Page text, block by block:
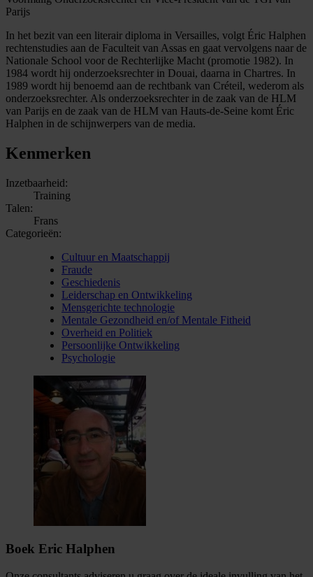
Parijs
In het bezit van een literair diploma in Versailles, volgt Éric Halphen
rechtenstudies aan de Faculteit van Assas en gaat vervolgens naar de
Nationale School voor de Rechterlijke Macht (promotie 1982). In
1984 wordt hij onderzoeksrechter in Douai, daarna in Chartres. In
1989 wordt hij benoemd aan de rechtbank van Créteil, wederom als
onderzoeksrechter. Als onderzoeksrechter in de zaak van de HLM
van Parijs en de zaak van de HLM van Hauts-de-Seine komt Éric
Halphen in de schijnwerpers van de media.
Kenmerken
Inzetbaarheid:
Training
Talen:
Frans
Categorieën:
Cultuur en Maatschappij
Fraude
Geschiedenis
Leiderschap en Ontwikkeling
Mensgerichte technologie
Mentale Gezondheid en/of Mentale Fitheid
Overheid en Politiek
Persoonlijke Ontwikkeling
Psychologie
Boek Eric Halphen